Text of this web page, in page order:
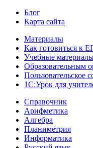
Блог
Карта сайта
Материалы
Как готовиться к
Учебные
Образовательным
Пользовательское
1С:Урок для
Справочник
Арифметика
Алгебра
Планиметрия
Информатика